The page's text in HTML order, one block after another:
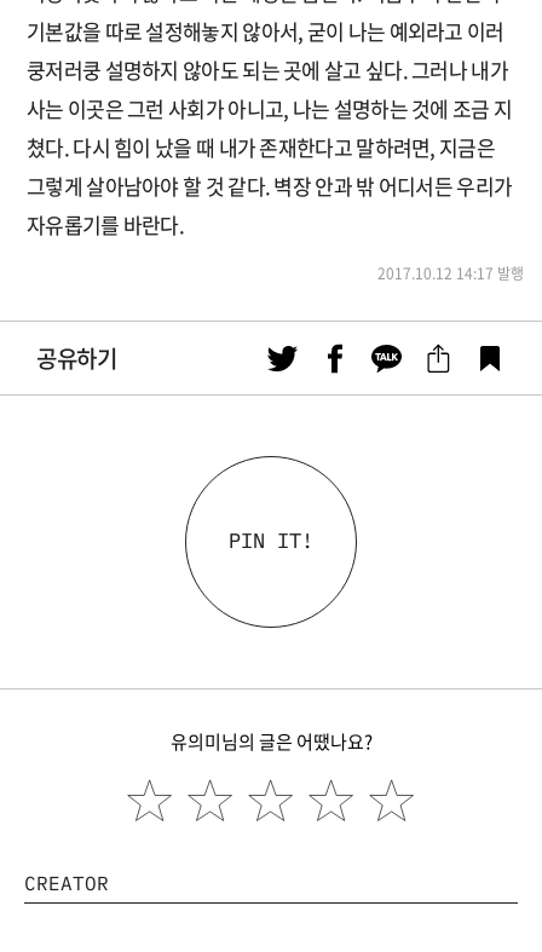
기본값을 따로 설정해놓지 않아서, 굳이 나는 예외라고 이러
쿵저러쿵 설명하지 않아도 되는 곳에 살고 싶다. 그러나 내가
사는 이곳은 그런 사회가 아니고, 나는 설명하는 것에 조금 지
쳤다. 다시 힘이 났을 때 내가 존재한다고 말하려면, 지금은
그렇게 살아남아야 할 것 같다. 벽장 안과 밖 어디서든 우리가
자유롭기를 바란다.
2017.10.12 14:17 발행
공유하기
PIN IT!
유의미님의 글은 어땠나요?
CREATOR